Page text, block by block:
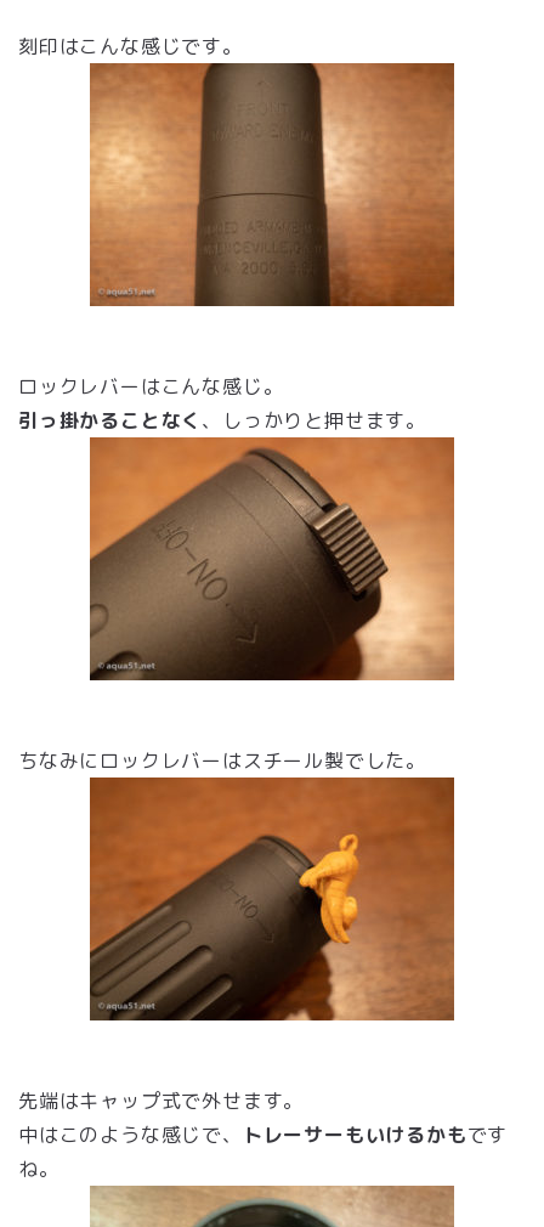
刻印はこんな感じです。
ロックレバーはこんな感じ。
引っ掛かることなく 、しっかりと押せます。
ちなみにロックレバーはスチール製でした。
先端はキャップ式で外せます。
中はこのような感じで、
トレーサーもいけるかもです
ね。